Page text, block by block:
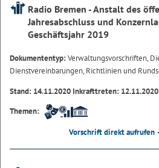
Radio Bremen - Anstalt des
Jahresabschluss und
Geschäftsjahr 2019
Dokumententyp:Verwaltungsvorschriften,
Dienstvereinbarungen, Richtlinien und
Stand: 14.11.2020 Inkrafttreten: 12.11.2020
Themen:
Vorschrift direkt aufrufen